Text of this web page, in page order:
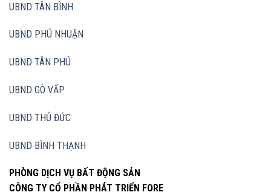
UBND TÂN BÌNH
UBND PHÚ NHUẬN
UBND TÂN PHÚ
UBND GÒ VẤP
UBND THỦ ĐỨC
UBND BÌNH THẠNH
PHÒNG DỊCH VỤ BẤT ĐỘNG SẢN
CÔNG TY CỔ PHẦN PHÁT TRIỂN FORE